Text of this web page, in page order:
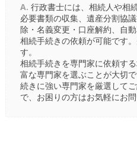
A. 行政書士には、相続人や相
必要書類の収集、遺産分割協
除・名義変更・口座解約、自
相続手続きの依頼が可能です
す。
相続手続きを専門家に依頼す
富な専門家を選ぶことが大切
続きに強い専門家を厳選して
で、お困りの方はお気軽にお問